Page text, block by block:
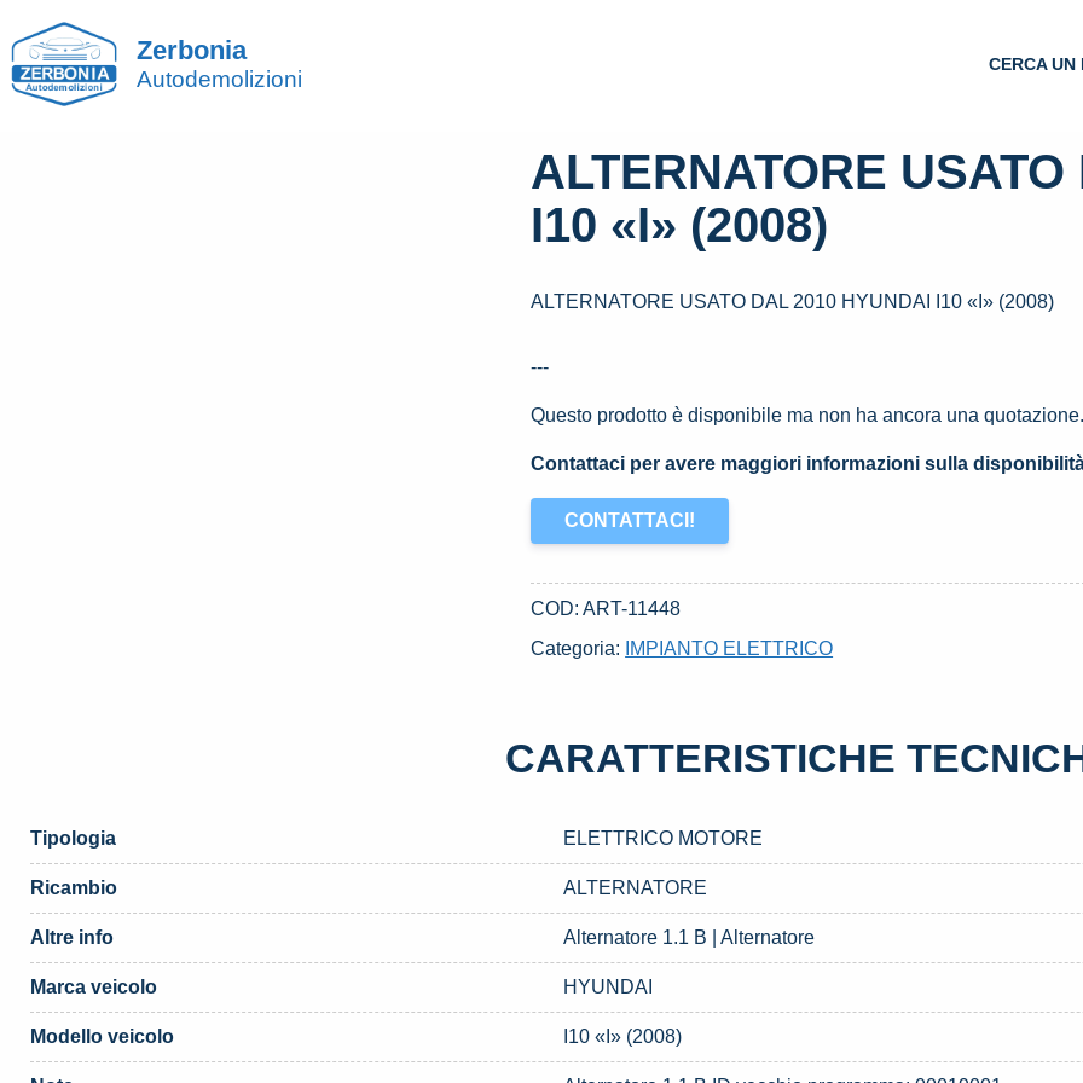
Zerbonia
Autodemolizioni
CERCA UN
ALTERNATORE
I10 «I» (2008)
ALTERNATORE USATO DAL 2010 HYUNDAI I10 «I» (2008)
---
Questo prodotto è disponibile ma non ha ancora una
Contattaci per avere maggiori informazioni sulla
CONTATTACI!
COD:ART-11448
Categoria:
IMPIANTO ELETTRICO
CARATTERISTICHE
Tipologia ELETTRICO MOTORE
Ricambio ALTERNATORE
Altre info Alternatore 1.1 B | Alternatore
Marca veicolo HYUNDAI
Modello veicolo I10 «I» (2008)